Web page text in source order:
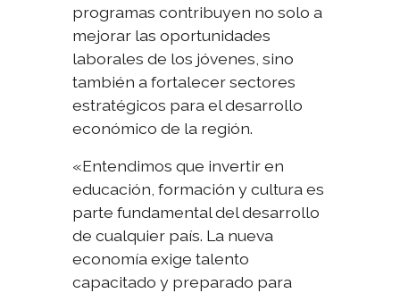
programas contribuyen no solo a
mejorar las oportunidades
laborales de los jóvenes, sino
también a fortalecer sectores
estratégicos para el desarrollo
económico de la región.
«Entendimos que invertir en
educación, formación y cultura es
parte fundamental del desarrollo
de cualquier país. La nueva
economía exige talento
capacitado y preparado para